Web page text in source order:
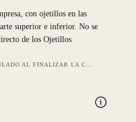
con ojetillos en las
superior e inferior. No se
de los Ojetillos
AL FINALIZAR LA COMPRA.